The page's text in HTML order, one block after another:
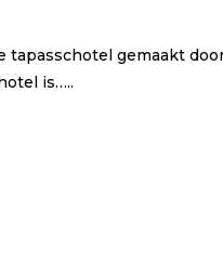
gemaakt
is…..